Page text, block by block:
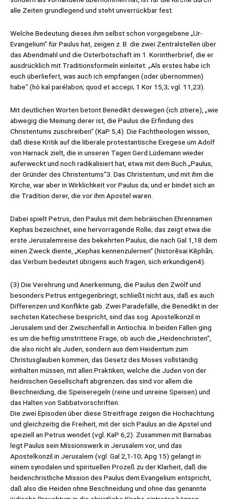
alle Zeiten grundlegend und steht unverrückbar fest.
Welche Bedeutung dieses ihm selbst schon vorgegebene „Ur-
Evangelium“ für Paulus hat, zeigen z. B. die zwei Zentralstellen über
das Abendmahl und die Osterbotschaft im 1. Korintherbrief, die er
ausdrücklich mit Traditionsformeln einleitet: „Als erstes habe ich
euch überliefert, was auch ich empfangen (oder übernommen)
habe“ (hò kaì parélabon; quod et accepi; 1 Kor 15,3; vgl. 11,23).
Mit deutlichen Worten betont Benedikt deswegen (ich zitiere), „wie
abwegig die Meinung derer ist, die Paulus die Erfindung des
Christentums zuschreiben“ (KaP 5,4). Die Fachtheologen wissen,
daß diese Kritik auf die liberale protestantische Exegese um Adolf
von Harnack zielt, die in unseren Tagen Gerd Lüdemann wieder
auferweckt und noch radikalisiert hat, etwa mit dem Buch „Paulus,
der Gründer des Christentums“3. Das Christentum, und mit ihm die
Kirche, war aber in Wirklichkeit vor Paulus da; und er bindet sich an
die Tradition derer, die vor ihm Apostel waren.
Dabei spielt Petrus, den Paulus mit dem hebräischen Ehrennamen
Kephas bezeichnet, eine hervorragende Rolle; das zeigt etwa die
erste Jerusalemreise des bekehrten Paulus, die nach Gal 1,18 dem
einen Zweck diente, „Kephas kennenzulernen“ (historēsai Kēphãn;
das Verbum bedeutet übrigens auch fragen, sich erkundigen4).
(3) Die Verehrung und Anerkennung, die Paulus den Zwölf und
besonders Petrus entgegenbringt, schließt nicht aus, daß es auch
Differenzen und Konflikte gab. Zwei Paradefälle, die Benedikt in der
sechsten Katechese bespricht, sind das sog. Apostelkonzil in
Jerusalem und der Zwischenfall in Antiochia. In beiden Fällen ging
es um die heftig umstrittene Frage, ob auch die „Heidenchristen“,
die also nicht als Juden, sondern aus dem Heidentum zum
Christusglauben kommen, das Gesetz des Moses vollständig
einhalten müssen, mit allen Praktiken, welche die Juden von der
heidnischen Gesellschaft abgrenzen; das sind vor allem die
Beschneidung, die Speiseregeln (reine und unreine Speisen) und
das Halten von Sabbatvorschriften.
Die zwei Episoden über diese Streitfrage zeigen die Hochachtung
und gleichzeitig die Freiheit, mit der sich Paulus an die Apstel und
speziell an Petrus wendet (vgl. KaP 6,2). Zusammen mit Barnabas
legt Paulus sein Missionswerk in Jerusalem vor, und das
Apostelkonzil in Jerusalem (vgl. Gal 2,1-10; Apg 15) gelangt in
einem synodalen und spirituellen Prozeß zu der Klarheit, daß die
heidenchristliche Mission des Paulus dem Evangelium entspricht,
daß also die Heiden ohne Beschneidung und ohne das genannte